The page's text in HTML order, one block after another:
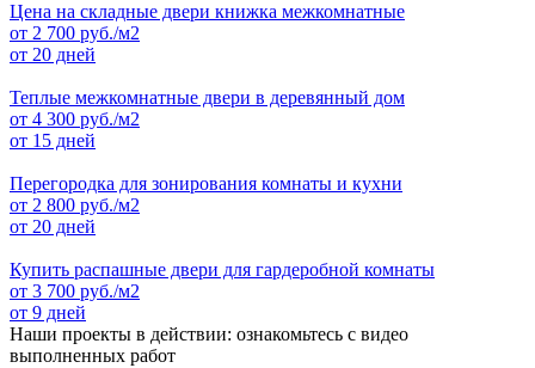
Цена на складные двери книжка межкомнатные
от 2 700 руб./м2
от 20 дней
Теплые межкомнатные двери в деревянный дом
от 4 300 руб./м2
от 15 дней
Перегородка для зонирования комнаты и кухни
от 2 800 руб./м2
от 20 дней
Купить распашные двери для гардеробной комнаты
от 3 700 руб./м2
от 9 дней
Наши проекты в действии: ознакомьтесь с видео
выполненных работ